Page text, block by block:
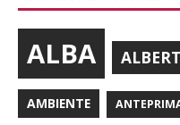
ALBA
AMBIENTE